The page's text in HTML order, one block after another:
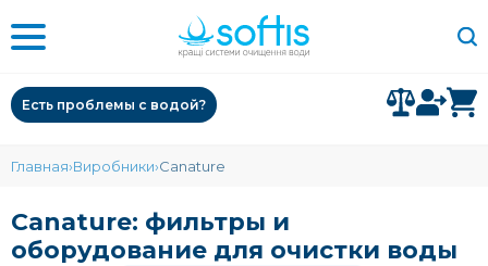
Есть проблемы с водой?
Главная Виробники Canature
Canature: фильтры и
оборудование для очистки воды